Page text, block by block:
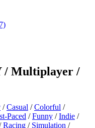
/ Multiplayer /
/Casual /Colorful /
Paced /Funny /Indie /
Racing / Simulation /